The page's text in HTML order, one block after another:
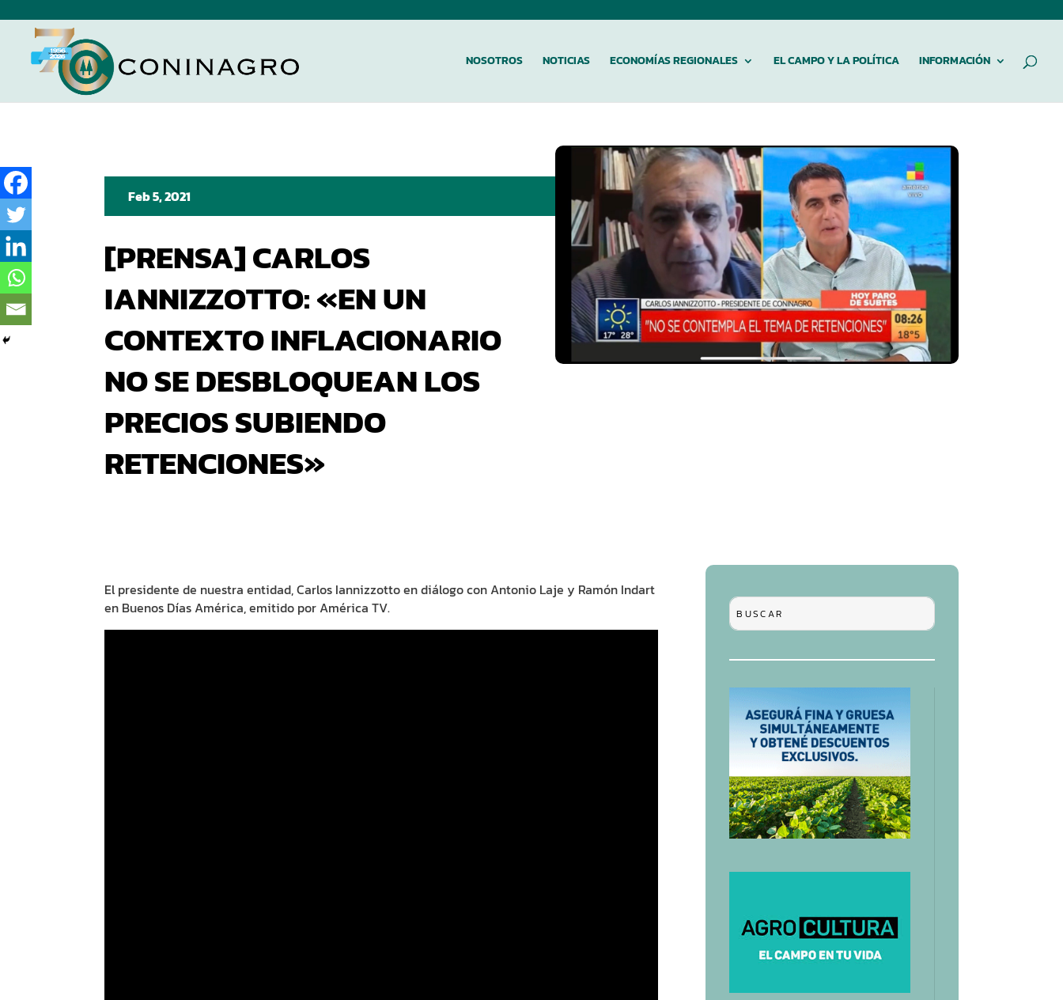
NOSOTROS NOTICIAS ECONOMÍAS REGIONALES EL CAMPO Y LA POLÍTICA INFORMACIÓN
Feb 5, 2021
[PRENSA] CARLOS
IANNIZZOTTO: «EN UN
CONTEXTO INFLACIONARIO
NO SE DESBLOQUEAN LOS
PRECIOS SUBIENDO
RETENCIONES»
El presidente de nuestra entidad, Carlos Iannizzotto en diálogo con Antonio Laje y Ramón Indart
en Buenos Días América, emitido por América TV.